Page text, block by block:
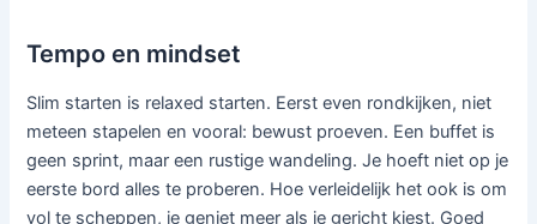
Tempo en mindset
Slim starten is relaxed starten. Eerst even rondkijken, niet
meteen stapelen en vooral: bewust proeven. Een buffet is
geen sprint, maar een rustige wandeling. Je hoeft niet op je
eerste bord alles te proberen. Hoe verleidelijk het ook is om
vol te scheppen, je geniet meer als je gericht kiest. Goed